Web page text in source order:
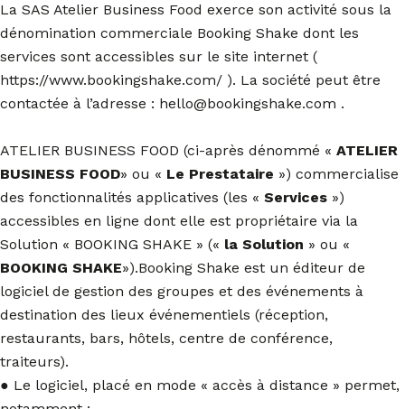
La SAS Atelier Business Food exerce son activité sous la
dénomination commerciale Booking Shake dont les
services sont accessibles sur le site internet (
https://www.bookingshake.com/ ). La société peut être
contactée à l’adresse : hello@bookingshake.com .
ATELIER BUSINESS FOOD (ci-après dénommé « ATELIER
BUSINESS FOOD» ou « Le Prestataire ») commercialise
des fonctionnalités applicatives (les « Services »)
accessibles en ligne dont elle est propriétaire via la
Solution « BOOKING SHAKE » (« la Solution » ou «
BOOKING SHAKE»).Booking Shake est un éditeur de
logiciel de gestion des groupes et des événements à
destination des lieux événementiels (réception,
restaurants, bars, hôtels, centre de conférence,
traiteurs).
● Le logiciel, placé en mode « accès à distance » permet,